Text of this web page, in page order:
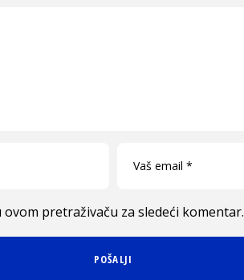
pretraživaču za sledeći komentar.